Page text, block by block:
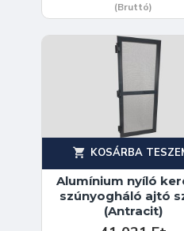
(Bruttó)
Alumínium nyíló
szúnyogháló ajtó
(Antracit)
KOSÁRBA